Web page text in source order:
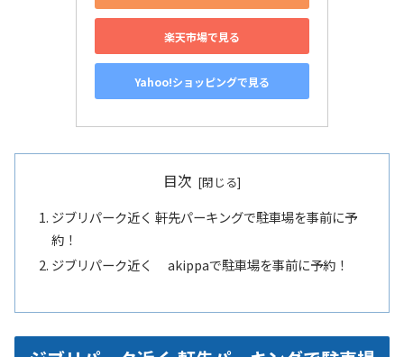
楽天市場で見る
Yahoo!ショッピングで見る
目次
ジブリパーク近く 軒先パーキングで駐車場を事前に予
約！
ジブリパーク近く akippaで駐車場を事前に予約！